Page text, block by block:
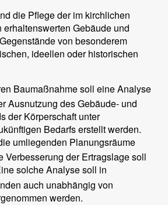
die Pflege der im kirchlichen
Gebäude und
von besonderem
ideellen oder historischen
Baumaßnahme soll eine Analyse
Ausnutzung des Gebäude- und
der Körperschaft unter
Bedarfs erstellt werden.
umliegenden Planungsräume
Verbesserung der Ertragslage soll
solche Analyse soll in
auch unabhängig von
werden.